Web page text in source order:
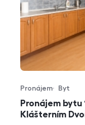
Pronájem bytu
Klášterním
Typ nabídky
Pronájem
Typ nemovitosti
Byt